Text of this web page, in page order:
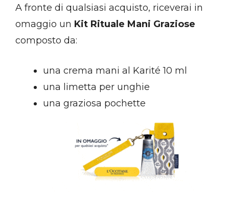
A fronte di qualsiasi acquisto, riceverai in
omaggio un Kit Rituale Mani Graziose
composto da:
una crema mani al Karité 10 ml
una limetta per unghie
una graziosa pochette